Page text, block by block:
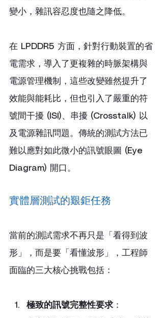
變小，雜訊容忍度也隨之降低。
在 LPDDR5 方面，針對行動裝置的省
電需求，導入了更複雜的時脈架構與
電源管理機制，這些改變雖然提升了
效能與能耗比，但也引入了嚴重的符
號間干擾 (ISI)、串擾 (Crosstalk) 以
及電源雜訊問題。傳統的測試方法已
難以應對如此微小的訊號眼圖 (Eye
Diagram) 開口。
實體層測試的艱鉅任務
當前的測試需求不再只是「看得到波
形」，而是要「看懂波形」，工程師
面臨的三大核心挑戰包括：
極致的訊號完整性要求 ：